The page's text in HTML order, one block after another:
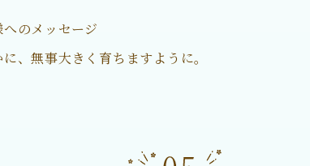
のメッセージ
、無事大きく育ちますように。